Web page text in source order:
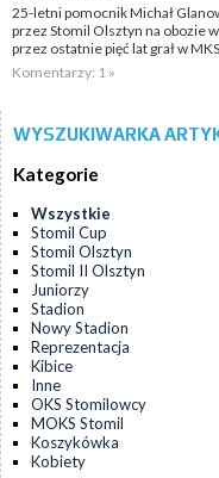
25-letni pomocnik Michał
przez Stomil Olsztyn na obozie
przez ostatnie pięć lat grał w
Komentarzy: 1 »
WYSZUKIWARKA
Kategorie
Wszystkie
Stomil Cup
Stomil Olsztyn
Stomil II Olsztyn
Juniorzy
Stadion
Nowy Stadion
Reprezentacja
Kibice
Inne
OKS Stomilowcy
MOKS Stomil
Koszykówka
Kobiety